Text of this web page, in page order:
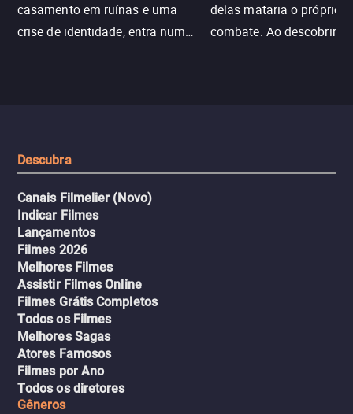
casamento em ruínas e uma
crise de identidade, entra num
delas mataria o próprio
combate. Ao descobrir a
Descubra
Canais Filmelier (Novo)
Indicar Filmes
Lançamentos
Filmes 2026
Melhores Filmes
Assistir Filmes Online
Filmes Grátis Completos
Todos os Filmes
Melhores Sagas
Atores Famosos
Filmes por Ano
Todos os diretores
Gêneros